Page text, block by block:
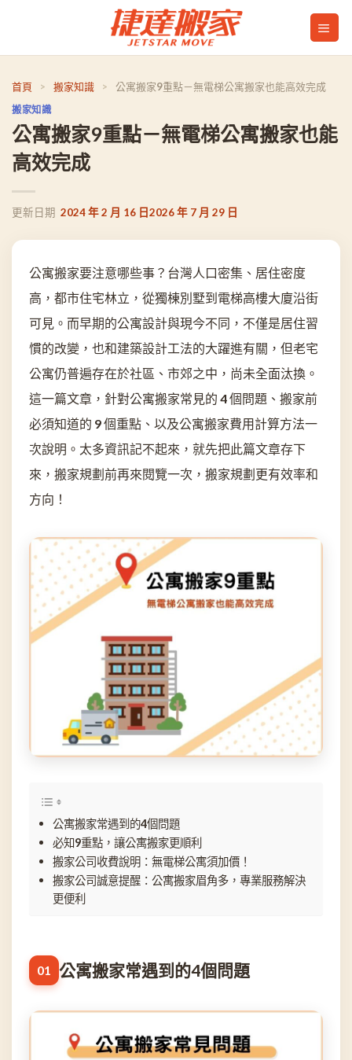
content
首頁 > 搬家知識 > 公寓搬家9重點－無電梯公寓搬家也能高效完成
搬家知識
公寓搬家9重點－無電梯公寓搬家也能
高效完成
2024 年 2 月 16 日2026 年 7 月 29 日
公寓搬家要注意哪些事？台灣人口密集、居住密度
高，都市住宅林立，從獨棟別墅到電梯高樓大廈沿街
可見。而早期的公寓設計與現今不同，不僅是居住習
慣的改變，也和建築設計工法的大躍進有關，但老宅
公寓仍普遍存在於社區、市郊之中，尚未全面汰換。
這一篇文章，針對公寓搬家常見的 4 個問題、搬家前
必須知道的 9 個重點、以及公寓搬家費用計算方法一
次說明。太多資訊記不起來，就先把此篇文章存下
來，搬家規劃前再來閱覽一次，搬家規劃更有效率和
方向！
公寓搬家常遇到的4個問題
必知9重點，讓公寓搬家更順利
搬家公司收費說明：無電梯公寓須加價！
搬家公司誠意提醒：公寓搬家眉角多，專業服務解決
更便利
公寓搬家常遇到的4個問題